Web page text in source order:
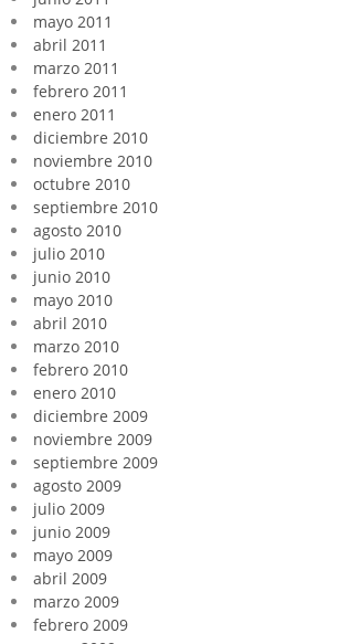
mayo 2011
abril 2011
marzo 2011
febrero 2011
enero 2011
diciembre 2010
noviembre 2010
octubre 2010
septiembre 2010
agosto 2010
julio 2010
junio 2010
mayo 2010
abril 2010
marzo 2010
febrero 2010
enero 2010
diciembre 2009
noviembre 2009
septiembre 2009
agosto 2009
julio 2009
junio 2009
mayo 2009
abril 2009
marzo 2009
febrero 2009